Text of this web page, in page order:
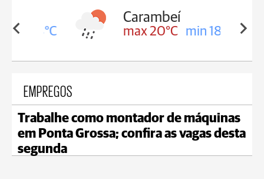
18°C
Carambeí
max 20°C min 18°C
EMPREGOS
Trabalhe como montador de máquinas
em Ponta Grossa; confira as vagas desta
segunda